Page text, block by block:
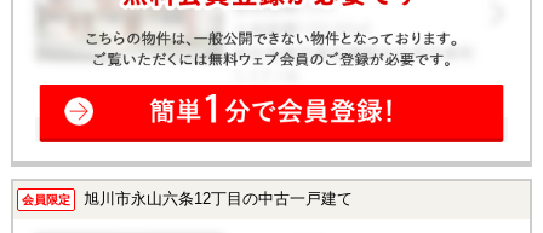
会員限定 旭川市永山六条12丁目の中古一戸建て